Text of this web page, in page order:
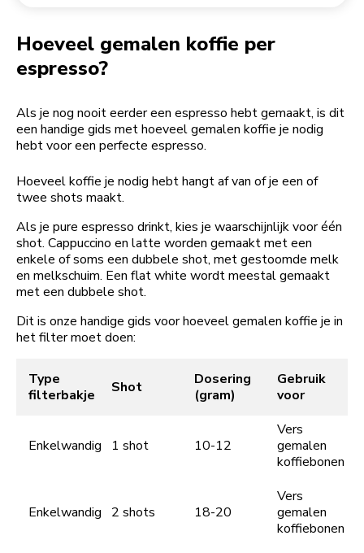
Hoeveel gemalen koffie per
espresso?
Als je nog nooit eerder een espresso hebt gemaakt, is dit
een handige gids met hoeveel gemalen koffie je nodig
hebt voor een perfecte espresso.
Hoeveel koffie je nodig hebt hangt af van of je een of
twee shots maakt.
Als je pure espresso drinkt, kies je waarschijnlijk voor één
shot. Cappuccino en latte worden gemaakt met een
enkele of soms een dubbele shot, met gestoomde melk
en melkschuim. Een flat white wordt meestal gemaakt
met een dubbele shot.
Dit is onze handige gids voor hoeveel gemalen koffie je in
het filter moet doen:
Type
filterbakje
Shot
Dosering
(gram)
Gebruik
voor
Enkelwandig 1 shot 10-12
Vers
gemalen
koffiebonen
Enkelwandig 2 shots 18-20
Vers
gemalen
koffiebonen